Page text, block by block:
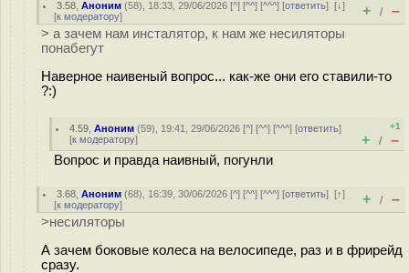
3.58 ,Аноним (58), 18:33, 29/06/2026 [^] [^^] [^^^] [ответить][↓]
[к модератору] + / –
> а зачем нам инсталятор, к нам же несиляторы
понабегут
Наверное наивеный вопрос... как-же они его ставили-то
?:)
4.59 ,Аноним (59), 19:41, 29/06/2026 [^] [^^] [^^^] [ответить]
[к модератору]
+1
+ / –
Вопрос и правда наивный, погунли
3.68 ,Аноним (68), 16:39, 30/06/2026 [^] [^^] [^^^] [ответить][↑]
[к модератору] + / –
>несиляторы
А зачем боковые колеса на велосипеде, раз и в фрирейд
сразу.